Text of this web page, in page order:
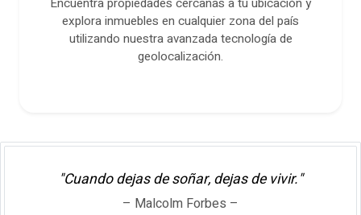
explora inmuebles en cualquier zona del país
utilizando nuestra avanzada tecnología de
geolocalización.
"Cuando dejas de soñar, dejas de vivir."
– Malcolm Forbes –